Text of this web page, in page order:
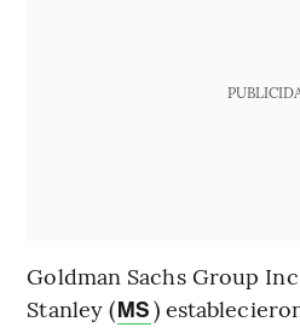
Goldman Sachs Group
Stanley (MS)